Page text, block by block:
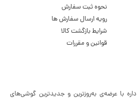
نحوه ثبت سفارش
رویه ارسال سفارش ها
شرایط بازگشت کالا
قوانین و مقررات
با عرضه‌ی به‌روزترین و جدیدترین گوشی‌های